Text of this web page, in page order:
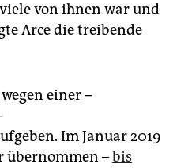
von ihnen war und
Arce die treibende
einer –
Im Januar 2019
übernommen –bis